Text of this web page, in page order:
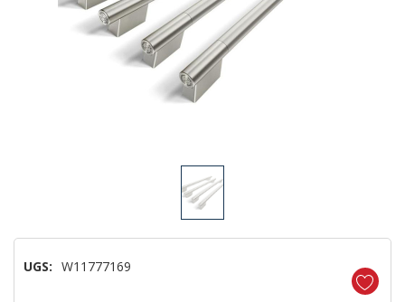
UGS: W11777169